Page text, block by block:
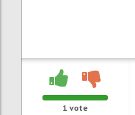
1 vote